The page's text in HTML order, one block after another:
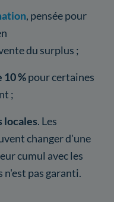
, pensée pour
du surplus ;
10 %pour certaines
;
locales. Les
changer d'une
cumul avec les
pas garanti.